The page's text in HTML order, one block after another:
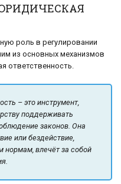
роль в регулировании
из основных механизмов
ответственность.
– это инструмент,
поддерживать
законов. Она
или бездействие,
влечёт за собой